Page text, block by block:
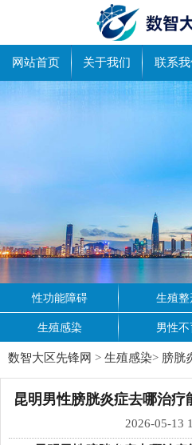
网站首页 关于我们 联系我
性功能障碍 生殖整
生殖感染 男性不
数智大区先锋网 > 生殖感染> 膀胱
昆明男性膀胱炎症去哪治
2026-05-13